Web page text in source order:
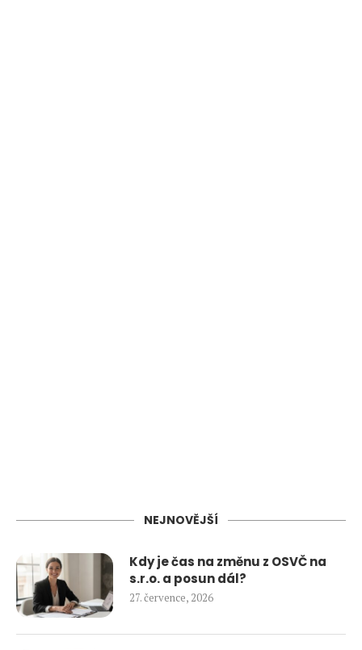
NEJNOVĚJŠÍ
Kdy je čas na změnu z OSVČ na
s.r.o. a posun dál?
27. července, 2026